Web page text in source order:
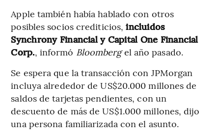
Apple también había hablado con otros
posibles socios crediticios,incluidos
Synchrony Financial y Capital One Financial
Corp., informó Bloombergel año pasado.
Se espera que la transacción con JPMorgan
incluya alrededor de US$20.000 millones de
saldos de tarjetas pendientes, con un
descuento de más de US$1.000 millones, dijo
una persona familiarizada con el asunto.